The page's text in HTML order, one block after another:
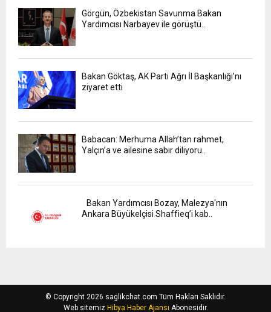
Görgün, Özbekistan Savunma Bakan
Yardımcısı Narbayev ile görüştü..
Bakan Göktaş, AK Parti Ağrı İl Başkanlığı’nı
ziyaret etti
Babacan: Merhuma Allah’tan rahmet,
Yalçın’a ve ailesine sabır diliyoru..
Bakan Yardımcısı Bozay, Malezya'nın
Ankara Büyükelçisi Shaffieq’i kab..
© Copyright 2026 saglikchat.com Tüm Hakları Saklıdır.
Web sitemiz Hibya Haber Ajansı Abonesidir.